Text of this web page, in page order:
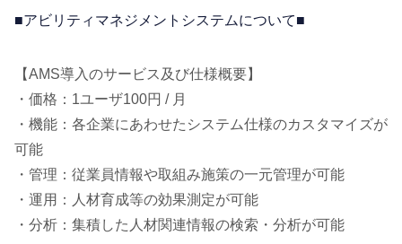
■アビリティマネジメントシステムについて■
【AMS導入のサービス及び仕様概要】
・価格：1ユーザ100円 / 月
・機能：各企業にあわせたシステム仕様のカスタマイズが
可能
・管理：従業員情報や取組み施策の一元管理が可能
・運用：人材育成等の効果測定が可能
・分析：集積した人材関連情報の検索・分析が可能